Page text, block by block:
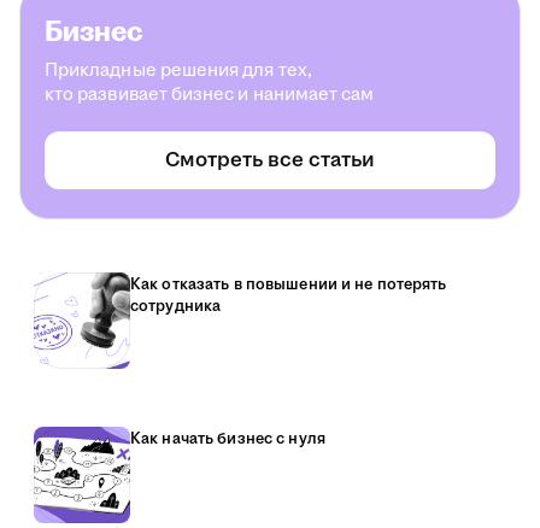
Бизнес
Прикладные решения для тех,
кто развивает бизнес и нанимает сам
Смотреть все статьи
Как отказать в повышении и не потерять
сотрудника
Как начать бизнес с нуля